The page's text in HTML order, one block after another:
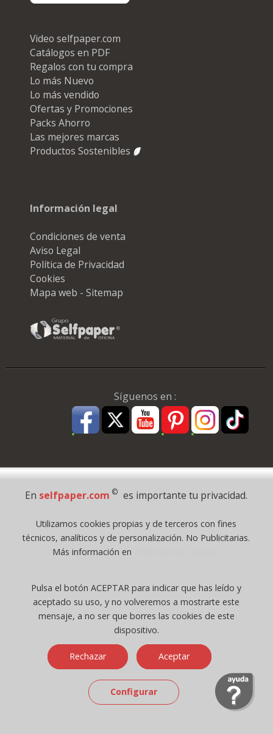
Video selfpaper.com
Catálogos en PDF
Regalos con tu compra
Lo más Nuevo
Lo más vendido
Ofertas y Promociones
Packs Ahorro
Las mejores marcas
Productos Sostenibles
Información legal
Condiciones de venta
Aviso Legal
Política de Privacidad
Cookies
Mapa web - Sitemap
Síguenos en :
Pago Seguro
Todos los derechos reservados
©selfpaper.com, y las webs de ©gruposelfpaper.org están gestionadas, y
Registro Mercantil de Valencia ( España ) CEE:
Tomo 7263, Libro 4565, Folio 1, Sección 8, Hoja V-85203.
Móvil / Tablet - Bot mozilla/5.0 (linux; android 14; pixel 8)
applewebkit/537.36 (khtml, like gecko) chrome/131.0.0.0 mobile
Chrome
Ip: 216.73.217.46 -
↑ 896 → 448 ppp
En selfpaper.com © es importante tu privacidad.
Utilizamos cookies propias y de terceros con fines
técnicos, analíticos y de personalización. No Publicitarias.
Más información en
Pulsa el botón ACEPTAR para indicar que has leído y
aceptado su uso, y no volveremos a mostrarte este
mensaje, a no ser que borres las cookies de este
dispositivo.
Rechazar Aceptar
Configurar